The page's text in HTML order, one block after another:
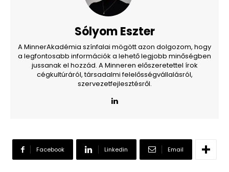
Sólyom Eszter
A MinnerAkadémia színfalai mögött azon dolgozom, hogy
a legfontosabb információk a lehető legjobb minőségben
jussanak el hozzád. A Minneren előszeretettel írok
cégkultúráról, társadalmi felelősségvállalásról,
szervezetfejlesztésről.
Facebook Linkedin Email